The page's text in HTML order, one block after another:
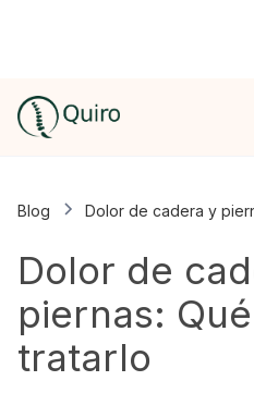
Blog Dolor de cadera y
Dolor de
piernas:
tratarlo